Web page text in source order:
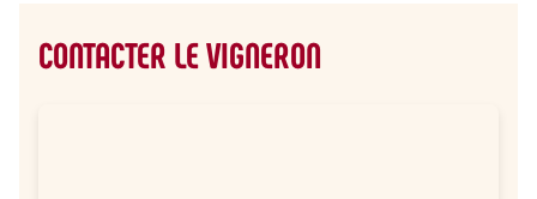
CONTACTER LE VIGNERON